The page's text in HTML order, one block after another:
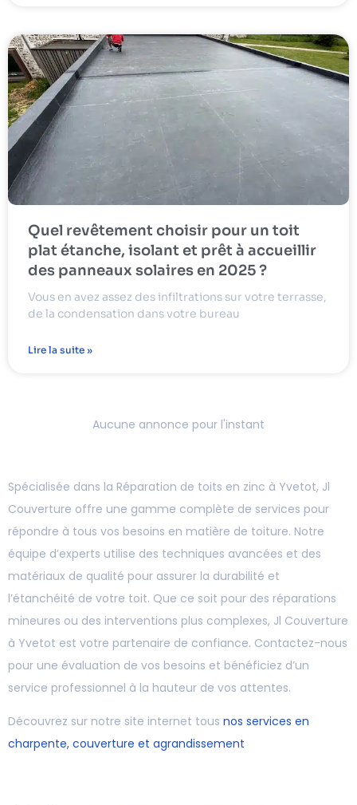
Quel revêtement choisir pour un toit
plat étanche, isolant et prêt à accueillir
des panneaux solaires en 2025 ?
Vous en avez assez des infiltrations sur votre terrasse,
de la condensation dans votre bureau
Lire la suite »
Aucune annonce pour l'instant
Spécialisée dans la Réparation de toits en zinc à Yvetot, Jl
Couverture offre une gamme complète de services pour
répondre à tous vos besoins en matière de toiture. Notre
équipe d’experts utilise des techniques avancées et des
matériaux de qualité pour assurer la durabilité et
l’étanchéité de votre toit. Que ce soit pour des réparations
mineures ou des interventions plus complexes, Jl Couverture
à Yvetot est votre partenaire de confiance. Contactez-nous
pour une évaluation de vos besoins et bénéficiez d’un
service professionnel à la hauteur de vos attentes.
Découvrez sur notre site internet tous nos services en
charpente, couverture et agrandissement